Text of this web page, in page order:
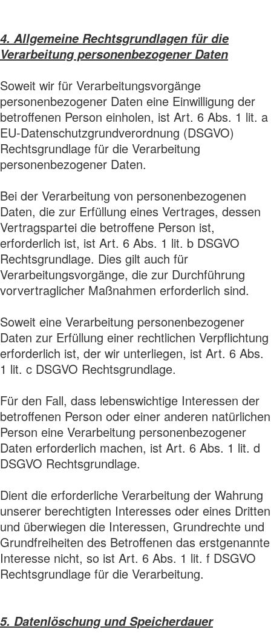
4. Allgemeine Rechtsgrundlagen für die
Verarbeitung personenbezogener Daten
Soweit wir für Verarbeitungsvorgänge
personenbezogener Daten eine Einwilligung der
betroffenen Person einholen, ist Art. 6 Abs. 1 lit. a
EU-Datenschutzgrundverordnung (DSGVO)
Rechtsgrundlage für die Verarbeitung
personenbezogener Daten.
Bei der Verarbeitung von personenbezogenen
Daten, die zur Erfüllung eines Vertrages, dessen
Vertragspartei die betroffene Person ist,
erforderlich ist, ist Art. 6 Abs. 1 lit. b DSGVO
Rechtsgrundlage. Dies gilt auch für
Verarbeitungsvorgänge, die zur Durchführung
vorvertraglicher Maßnahmen erforderlich sind.
Soweit eine Verarbeitung personenbezogener
Daten zur Erfüllung einer rechtlichen Verpflichtung
erforderlich ist, der wir unterliegen, ist Art. 6 Abs.
1 lit. c DSGVO Rechtsgrundlage.
Für den Fall, dass lebenswichtige Interessen der
betroffenen Person oder einer anderen natürlichen
Person eine Verarbeitung personenbezogener
Daten erforderlich machen, ist Art. 6 Abs. 1 lit. d
DSGVO Rechtsgrundlage.
Dient die erforderliche Verarbeitung der Wahrung
unserer berechtigten Interesses oder eines Dritten
und überwiegen die Interessen, Grundrechte und
Grundfreiheiten des Betroffenen das erstgenannte
Interesse nicht, so ist Art. 6 Abs. 1 lit. f DSGVO
Rechtsgrundlage für die Verarbeitung.
5. Datenlöschung und Speicherdauer